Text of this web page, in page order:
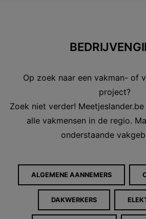
Op zoek naar een vakman- of
project?
Zoek niet verder!
alle vakmensen in de regio.
onderstaande
ALGEMENE AANNEMERS
DAKWERKERS